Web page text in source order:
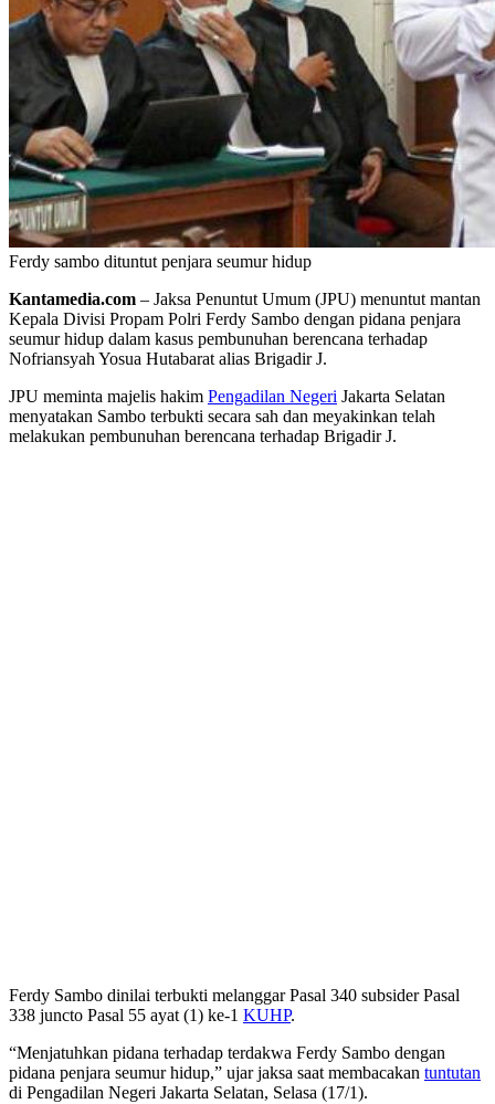
Ferdy sambo dituntut penjara seumur hidup
Kantamedia.com – Jaksa Penuntut Umum (JPU) menuntut mantan
Kepala Divisi Propam Polri Ferdy Sambo dengan pidana penjara
seumur hidup dalam kasus pembunuhan berencana terhadap
Nofriansyah Yosua Hutabarat alias Brigadir J.
JPU meminta majelis hakim Pengadilan Negeri Jakarta Selatan
menyatakan Sambo terbukti secara sah dan meyakinkan telah
melakukan pembunuhan berencana terhadap Brigadir J.
Ferdy Sambo dinilai terbukti melanggar Pasal 340 subsider Pasal
338 juncto Pasal 55 ayat (1) ke-1 KUHP.
“Menjatuhkan pidana terhadap terdakwa Ferdy Sambo dengan
pidana penjara seumur hidup,” ujar jaksa saat membacakan tuntutan
di Pengadilan Negeri Jakarta Selatan, Selasa (17/1).